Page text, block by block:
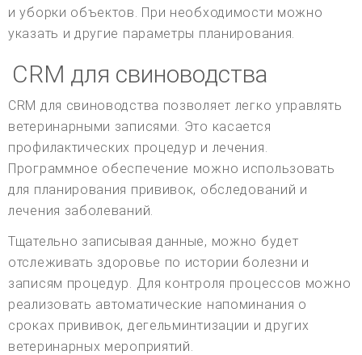
и уборки объектов. При необходимости можно
указать и другие параметры планирования.
CRM для свиноводства
CRM для свиноводства позволяет легко управлять
ветеринарными записями. Это касается
профилактических процедур и лечения.
Программное обеспечение можно использовать
для планирования прививок, обследований и
лечения заболеваний.
Тщательно записывая данные, можно будет
отслеживать здоровье по истории болезни и
записям процедур. Для контроля процессов можно
реализовать автоматические напоминания о
сроках прививок, дегельминтизации и других
ветеринарных мероприятий.